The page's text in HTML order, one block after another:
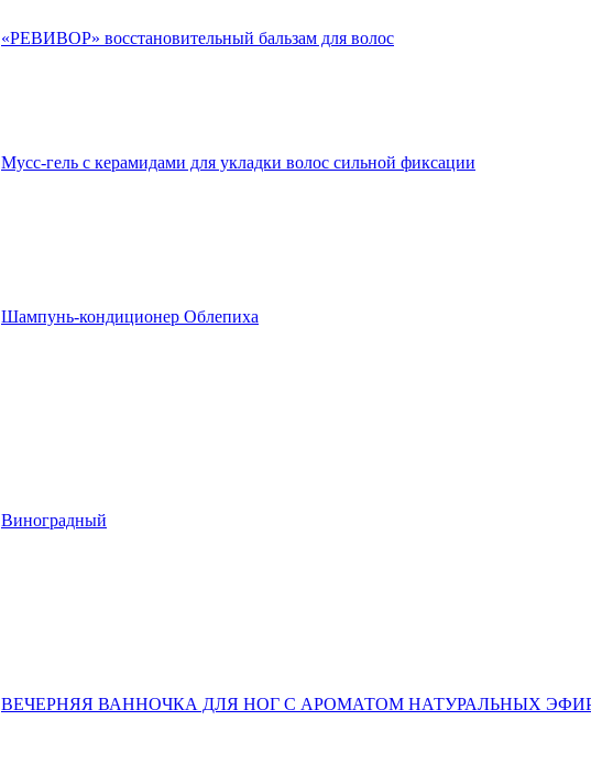
«РЕВИВОР» восстановительный бальзам для волос
Мусс-гель с керамидами для укладки волос сильной фиксации
Шампунь-кондиционер Облепиха
Виноградный
ВЕЧЕРНЯЯ ВАННОЧКА ДЛЯ НОГ С АРОМАТОМ НАТУРАЛЬНЫХ